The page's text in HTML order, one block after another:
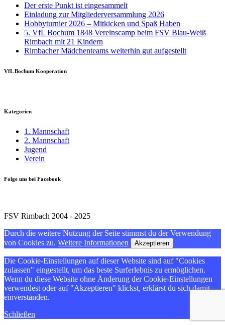
Der erste Punkt ist eingesammelt
Einladung zur Mitgliederversammlung 2026
Hobbyturnier 2026 – Mitkicken und Spaß Haben
5. VfL Bochum 1848 Vereinscamp beim FSV Blau-Weiß
Rimbach mit 21 Kindern
Rimbacher Mädchenteams weiterhin gut aufgestellt
VfL Bochum Kooperation
Kategorien
1. Mannschaft
2. Mannschaft
Jugend
Verein
Folge uns bei Facebook
FSV Rimbach 2004 - 2025
Durch die weitere Nutzung der Seite stimmst du der Verwendung
von Cookies zu. Weitere Informationen Akzeptieren
Die Cookie-Einstellungen auf dieser Website sind auf "Cookies
zulassen" eingestellt, um das beste Surferlebnis zu ermöglichen.
Wenn du diese Website ohne Änderung der Cookie-Einstellungen
verwendest oder auf "Akzeptieren" klickst, erklärst du sich damit
einverstanden.
Schließen